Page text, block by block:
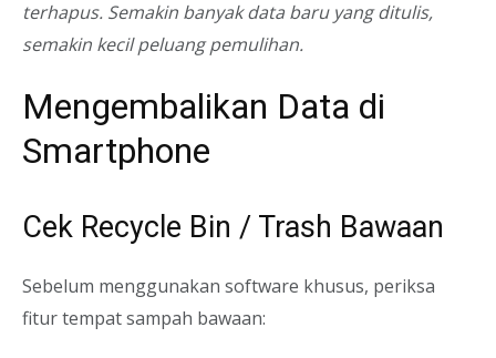
terhapus. Semakin banyak data baru yang ditulis,
semakin kecil peluang pemulihan.
Mengembalikan Data di
Smartphone
Cek Recycle Bin / Trash Bawaan
Sebelum menggunakan software khusus, periksa
fitur tempat sampah bawaan: